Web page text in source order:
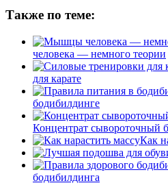
Также по теме:
человека — немного теории
для карате
бодибилдинге
Концентрат сывороточный
Как
бодибилдинга